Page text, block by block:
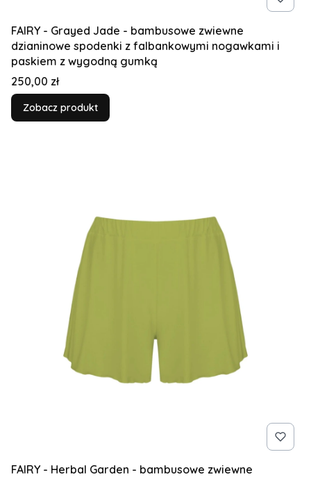
FAIRY - Grayed Jade - bambusowe zwiewne
dzianinowe spodenki z falbankowymi nogawkami i
paskiem z wygodną gumką
Cena
250,00 zł
Zobacz produkt
FAIRY - Herbal Garden - bambusowe zwiewne